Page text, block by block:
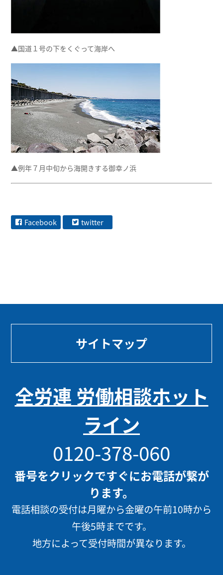
▲国道１号の下をくぐって海岸へ
▲例年７月中旬から海開きする御幸ノ浜
Facebook twitter
サイトマップ
全労連 労働相談ホット
ライン
0120-378-060
番号をクリックですぐにお電話が繋が
ります。
電話相談の受付は月曜から金曜の午前10時から
午後5時までです。
地方によって受付時間が異なります。